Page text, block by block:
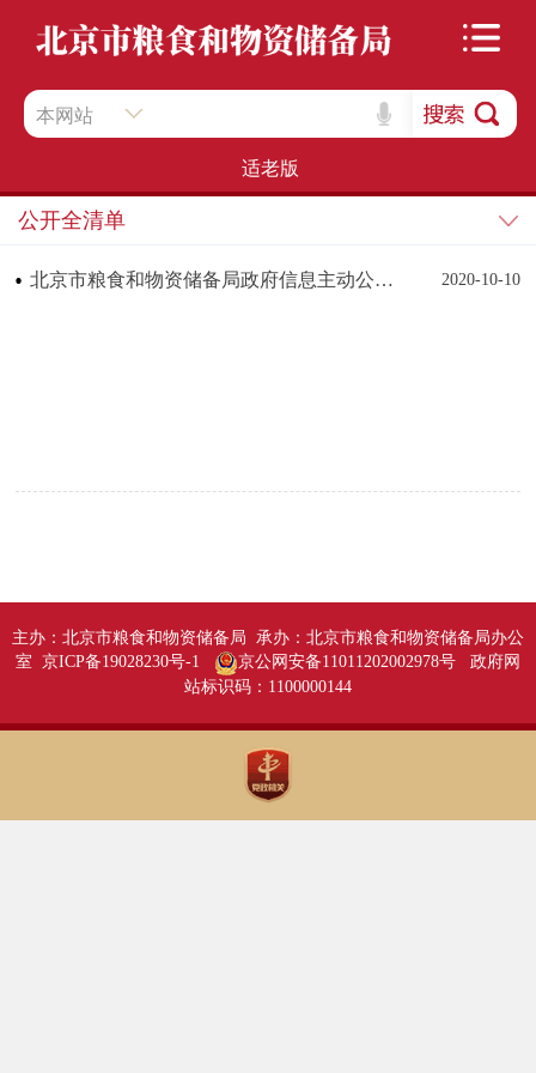
本网站
适老版
公开全清单
北京市粮食和物资储备局政府信息主动公开全清单 2020-10-10
主办：北京市粮食和物资储备局 承办：北京市粮食和物资储备局办公
室 京ICP备19028230号-1
京公网安备11011202002978号政府网
站标识码：1100000144